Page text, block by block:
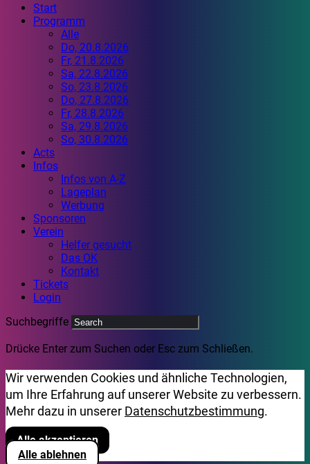
Start
Programm
Alle
Do, 20.8.2026
Fr, 21.8.2026
Sa, 22.8.2026
So, 23.8.2026
Do, 27.8.2026
Fr, 28.8.2026
Sa, 29.8.2026
So, 30.8.2026
Acts
Infos
Infos von A-Z
Lageplan
Werbung
Sponsoren
Verein
Helfer gesucht
Das OK
Kontakt
Tickets
Login
Suchbegriffe
Drücke Enter zum Suchen oder Esc zum Schließen.
Wir verwenden Cookies und ähnliche Technologien,
um Ihre Erfahrung auf unserer Website zu verbessern.
Mehr dazu in unserer Datenschutzbestimmung.
Alle akzeptieren
Alle ablehnen